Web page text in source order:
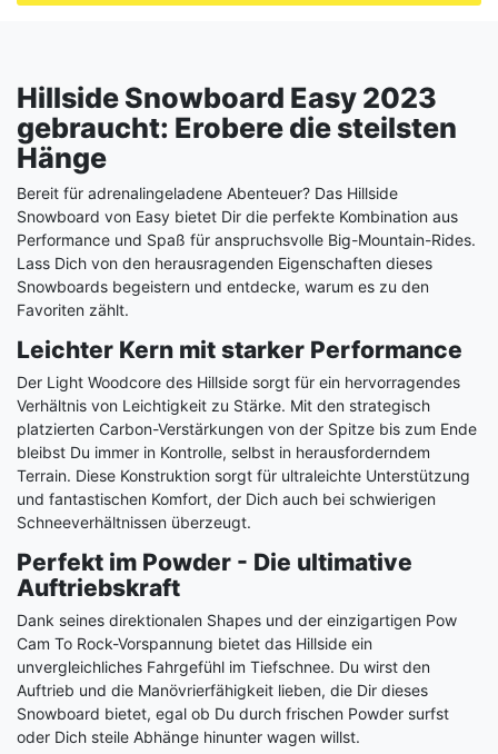
Hillside Snowboard Easy 2023
gebraucht: Erobere die steilsten
Hänge
Bereit für adrenalingeladene Abenteuer? Das Hillside
Snowboard von Easy bietet Dir die perfekte Kombination aus
Performance und Spaß für anspruchsvolle Big-Mountain-Rides.
Lass Dich von den herausragenden Eigenschaften dieses
Snowboards begeistern und entdecke, warum es zu den
Favoriten zählt.
Leichter Kern mit starker Performance
Der Light Woodcore des Hillside sorgt für ein hervorragendes
Verhältnis von Leichtigkeit zu Stärke. Mit den strategisch
platzierten Carbon-Verstärkungen von der Spitze bis zum Ende
bleibst Du immer in Kontrolle, selbst in herausforderndem
Terrain. Diese Konstruktion sorgt für ultraleichte Unterstützung
und fantastischen Komfort, der Dich auch bei schwierigen
Schneeverhältnissen überzeugt.
Perfekt im Powder - Die ultimative
Auftriebskraft
Dank seines direktionalen Shapes und der einzigartigen Pow
Cam To Rock-Vorspannung bietet das Hillside ein
unvergleichliches Fahrgefühl im Tiefschnee. Du wirst den
Auftrieb und die Manövrierfähigkeit lieben, die Dir dieses
Snowboard bietet, egal ob Du durch frischen Powder surfst
oder Dich steile Abhänge hinunter wagen willst.